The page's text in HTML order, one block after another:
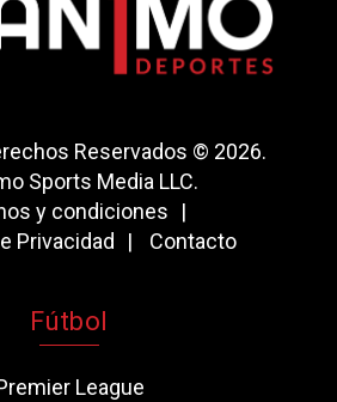
Reservados © 2026.
Sports Media LLC.
y condiciones
Privacidad
Contacto
Fútbol
League